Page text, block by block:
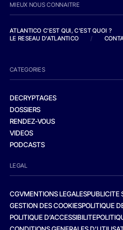
MIEUX NOUS CONNAITRE
ATLANTICO C'EST QUI, C'EST QUOI ?
LE RESEAU D'ATLANTICO
/
CATEGORIES
DECRYPTAGES
DOSSIERS
RENDEZ-VOUS
VIDEOS
PODCASTS
LEGAL
CGVMENTIONS LEGALESPUBLICITE
GESTION DES COOKIESPOLITIQUE
POLITIQUE D’ACCESSIBILITE